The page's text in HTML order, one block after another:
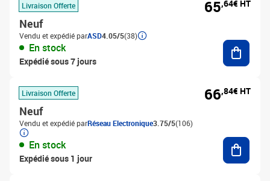
Livraison Offerte
Neuf
Vendu et expédié parASD4.05/5(38)
En stock
Expédié sous 7 jours
65,64€ HT
Livraison Offerte
Neuf
Vendu et expédié parRéseau Electronique3.75/5(106)
En stock
Expédié sous 1 jour
66,84€ HT